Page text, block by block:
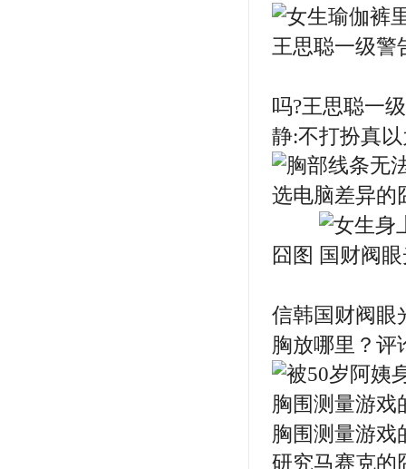
吗?王思聪一
静:不打扮真
囧图
信韩国财阀
胸放哪里？评
胸围测量游戏
研究马赛克的